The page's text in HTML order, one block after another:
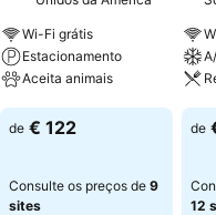
Wi-Fi grátis
Estacionamento
Aceita animais
Ver preços
de € 122
Consulte os preços de 9
sites
de
12